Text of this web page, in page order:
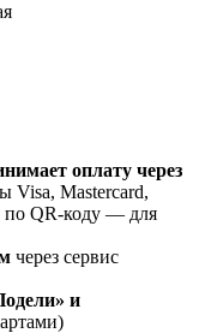
оплату через
Visa, Mastercard,
QR-коду — для
через сервис
и